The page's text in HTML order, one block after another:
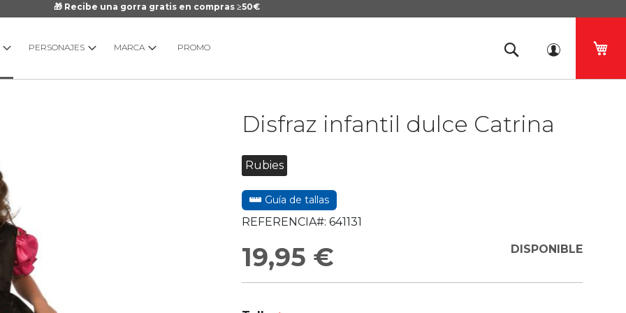
🎁 Recibe una gorra gratis en compras ≥50€
PERSONAJES MARCA PROMO
Disfraz infantil dulce Catrina
Rubies
Guía de tallas
REFERENCIA#: 641131
19,95 € DISPONIBLE
galería
imágenes